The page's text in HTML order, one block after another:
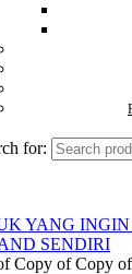
for:
YANG INGIN
SENDIRI
Copy of Copy